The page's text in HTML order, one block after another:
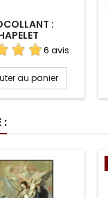
:
6 avis
au panier
: